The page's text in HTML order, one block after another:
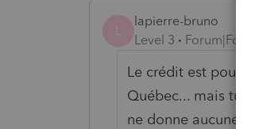
lapierre-bruno
Level 3
Le crédit est pour
Québec... mais tu
ne donne aucune